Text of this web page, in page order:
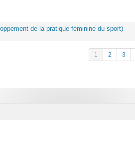
de la pratique féminine du sport)
1 2 3